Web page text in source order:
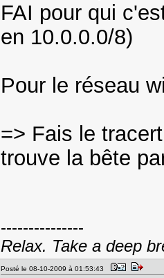
FAI pour qui
en 10.0.0.0/8)
Pour le réseau
=> Fais le
trouve la bête
---------------
Relax. Take a deep
Posté le 08-10-2009 à 01:53:43